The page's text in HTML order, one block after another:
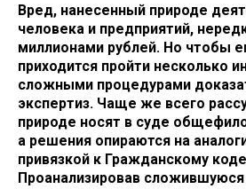
Вред, нанесенный природе
человека и предприятий,
миллионами рублей. Но чтобы
приходится пройти несколько
сложными процедурами
экспертиз. Чаще же всего
природе носят в суде
а решения опираются на
привязкой к Гражданскому
Проанализировав